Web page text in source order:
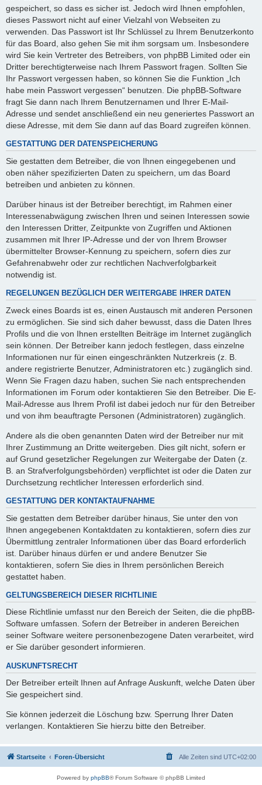
gespeichert, so dass es sicher ist. Jedoch wird Ihnen empfohlen,
dieses Passwort nicht auf einer Vielzahl von Webseiten zu
verwenden. Das Passwort ist Ihr Schlüssel zu Ihrem Benutzerkonto
für das Board, also gehen Sie mit ihm sorgsam um. Insbesondere
wird Sie kein Vertreter des Betreibers, von phpBB Limited oder ein
Dritter berechtigterweise nach Ihrem Passwort fragen. Sollten Sie
Ihr Passwort vergessen haben, so können Sie die Funktion „Ich
habe mein Passwort vergessen“ benutzen. Die phpBB-Software
fragt Sie dann nach Ihrem Benutzernamen und Ihrer E-Mail-
Adresse und sendet anschließend ein neu generiertes Passwort an
diese Adresse, mit dem Sie dann auf das Board zugreifen können.
GESTATTUNG DER DATENSPEICHERUNG
Sie gestatten dem Betreiber, die von Ihnen eingegebenen und
oben näher spezifizierten Daten zu speichern, um das Board
betreiben und anbieten zu können.
Darüber hinaus ist der Betreiber berechtigt, im Rahmen einer
Interessenabwägung zwischen Ihren und seinen Interessen sowie
den Interessen Dritter, Zeitpunkte von Zugriffen und Aktionen
zusammen mit Ihrer IP-Adresse und der von Ihrem Browser
übermittelter Browser-Kennung zu speichern, sofern dies zur
Gefahrenabwehr oder zur rechtlichen Nachverfolgbarkeit
notwendig ist.
REGELUNGEN BEZÜGLICH DER WEITERGABE IHRER DATEN
Zweck eines Boards ist es, einen Austausch mit anderen Personen
zu ermöglichen. Sie sind sich daher bewusst, dass die Daten Ihres
Profils und die von Ihnen erstellten Beiträge im Internet zugänglich
sein können. Der Betreiber kann jedoch festlegen, dass einzelne
Informationen nur für einen eingeschränkten Nutzerkreis (z. B.
andere registrierte Benutzer, Administratoren etc.) zugänglich sind.
Wenn Sie Fragen dazu haben, suchen Sie nach entsprechenden
Informationen im Forum oder kontaktieren Sie den Betreiber. Die E-
Mail-Adresse aus Ihrem Profil ist dabei jedoch nur für den Betreiber
und von ihm beauftragte Personen (Administratoren) zugänglich.
Andere als die oben genannten Daten wird der Betreiber nur mit
Ihrer Zustimmung an Dritte weitergeben. Dies gilt nicht, sofern er
auf Grund gesetzlicher Regelungen zur Weitergabe der Daten (z.
B. an Strafverfolgungsbehörden) verpflichtet ist oder die Daten zur
Durchsetzung rechtlicher Interessen erforderlich sind.
GESTATTUNG DER KONTAKTAUFNAHME
Sie gestatten dem Betreiber darüber hinaus, Sie unter den von
Ihnen angegebenen Kontaktdaten zu kontaktieren, sofern dies zur
Übermittlung zentraler Informationen über das Board erforderlich
ist. Darüber hinaus dürfen er und andere Benutzer Sie
kontaktieren, sofern Sie dies in Ihrem persönlichen Bereich
gestattet haben.
GELTUNGSBEREICH DIESER RICHTLINIE
Diese Richtlinie umfasst nur den Bereich der Seiten, die die phpBB-
Software umfassen. Sofern der Betreiber in anderen Bereichen
seiner Software weitere personenbezogene Daten verarbeitet, wird
er Sie darüber gesondert informieren.
AUSKUNFTSRECHT
Der Betreiber erteilt Ihnen auf Anfrage Auskunft, welche Daten über
Sie gespeichert sind.
Sie können jederzeit die Löschung bzw. Sperrung Ihrer Daten
verlangen. Kontaktieren Sie hierzu bitte den Betreiber.
Startseite Foren-Übersicht Alle Zeiten sind UTC+02:00
Powered by phpBB® Forum Software © phpBB Limited